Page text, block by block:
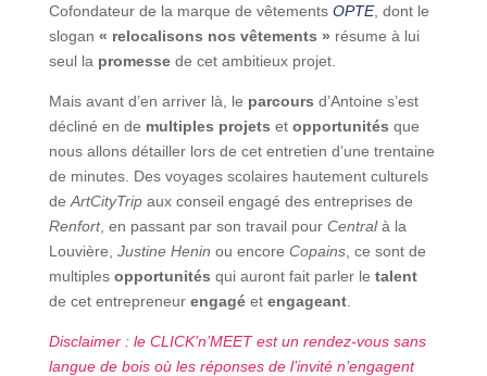
Cofondateur de la marque de vêtements OPTE, dont le
slogan « relocalisons nos vêtements » résume à lui
seul la promesse de cet ambitieux projet.
Mais avant d’en arriver là, le parcours d’Antoine s’est
décliné en de multiples projets et opportunités que
nous allons détailler lors de cet entretien d’une trentaine
de minutes. Des voyages scolaires hautement culturels
de ArtCityTrip aux conseil engagé des entreprises de
Renfort, en passant par son travail pour Centralà la
Louvière, Justine Henin ou encore Copains, ce sont de
multiples opportunités qui auront fait parler le talent
de cet entrepreneur engagé et engageant.
Disclaimer : le CLICK’n’MEET est un rendez-vous sans
langue de bois où les réponses de l’invité n’engagent